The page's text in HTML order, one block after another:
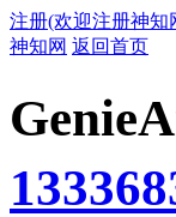
注册(欢迎注册神知
神知网 返回首页